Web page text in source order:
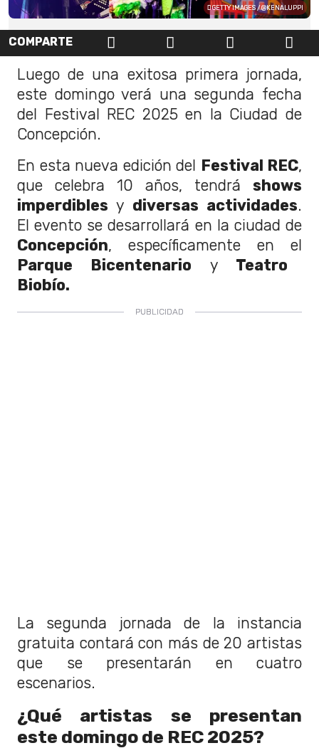
GETTY IMAGES / @KENALUPPI
COMPARTE
Luego de una exitosa primera jornada,
este domingo verá una segunda fecha
del Festival REC 2025 en la Ciudad de
Concepción.
En esta nueva edición del Festival REC,
que celebra 10 años, tendrá shows
imperdibles y diversas actividades.
El evento se desarrollará en la ciudad de
Concepción, específicamente en el
Parque Bicentenario y Teatro
Biobío.
La segunda jornada de la instancia
gratuita contará con más de 20 artistas
que se presentarán en cuatro
escenarios.
¿Qué artistas se presentan
este domingo de REC 2025?